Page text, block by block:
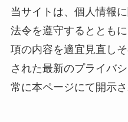
当サイトは、個人情報
法令を遵守するととも
項の内容を適宜見直し
された最新のプライバ
常に本ページにて開示さ